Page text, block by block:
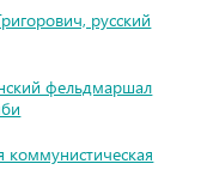
русский
фельдмаршал
коммунистическая